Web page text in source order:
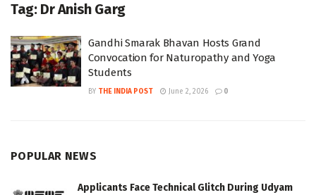
Tag: Dr Anish Garg
Gandhi Smarak Bhavan Hosts Grand
Convocation for Naturopathy and Yoga
Students
BY THE INDIA POST June 2, 2026 0
POPULAR NEWS
Applicants Face Technical Glitch During Udyam